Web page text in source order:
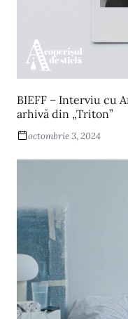
BIEFF – Interviu cu
arhivă din „Triton”
octombrie 3, 2024